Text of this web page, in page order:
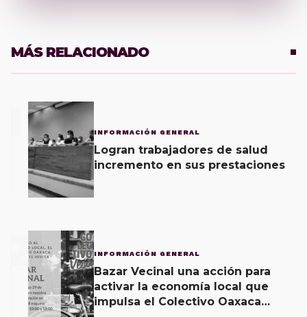
MÁS RELACIONADO
INFORMACIÓN GENERAL
Logran trabajadores de salud
incremento en sus prestaciones
2 INFORMACIÓN GENERAL
Bazar Vecinal una acción para
activar la economía local que
impulsa el Colectivo Oaxaca